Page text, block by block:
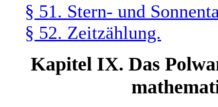
§ 51. Stern- und
§ 52. Zeitzählung.
Kapitel IX. Das